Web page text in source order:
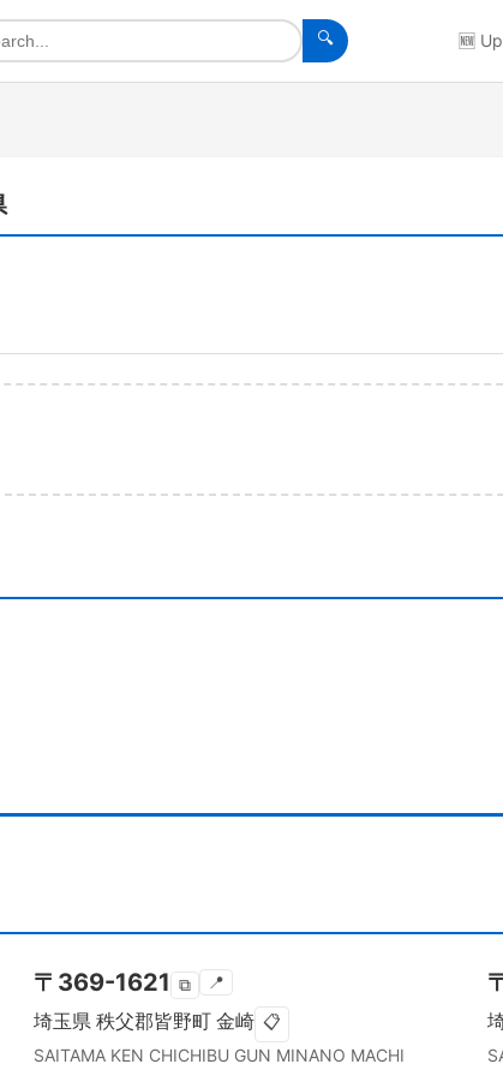
🔍 🆕
〒 369-1621 ⧉ 📍
埼玉県 秩父郡皆野町 金崎 📋
SAITAMA KEN CHICHIBU GUN MINANO MACHI